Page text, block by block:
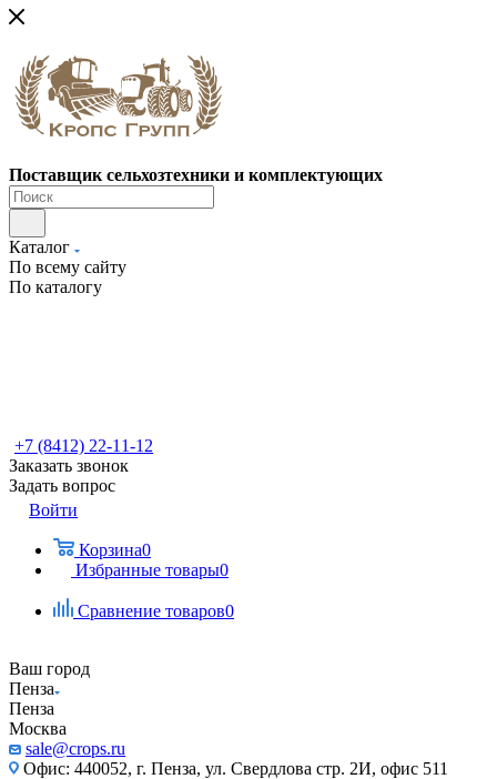
Поставщик сельхозтехники и комплектующих
Каталог
По всему сайту
По каталогу
+7 (8412) 22-11-12
Заказать звонок
Задать вопрос
Войти
Корзина0
Избранные товары0
Сравнение товаров0
Ваш город
Пенза
Пенза
Москва
sale@crops.ru
Офис: 440052, г. Пенза, ул. Свердлова стр. 2И, офис 511